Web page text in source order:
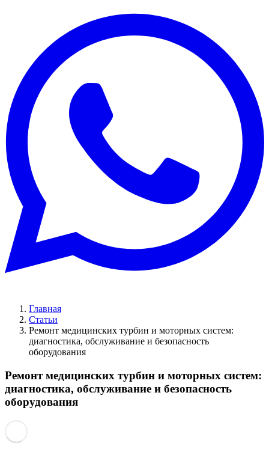
Главная
Статьи
Ремонт медицинских турбин и моторных систем:
диагностика, обслуживание и безопасность
оборудования
Ремонт медицинских турбин и моторных систем:
диагностика, обслуживание и безопасность
оборудования